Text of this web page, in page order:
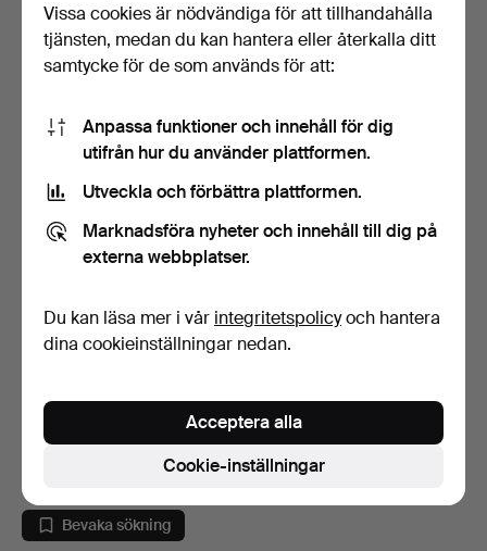
FISKBESTICK 14 delar
nysilver England omkr…
FÖRRÄTTSGAFFLAR.
Silver, "Uppsala", MGAB, …
9 dagar
"Uppsala", MGAB, 4 …
6 bud
Bevaka sökning
Vissa cookies är nödvändiga för att tillhandahålla
tjänsten, medan du kan hantera eller återkalla ditt
samtycke för de som används för att:
Anpassa funktioner och innehåll för dig
utifrån hur du använder plattformen.
Utveckla och förbättra plattformen.
Marknadsföra nyheter och innehåll till dig på
externa webbplatser.
Du kan läsa mer i vår integritetspolicyoch hantera
dina cookieinställningar nedan.
Cookie-inställningar
Acceptera alla